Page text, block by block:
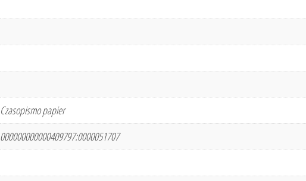
Czasopismo papier
000000000000409797:0000051707